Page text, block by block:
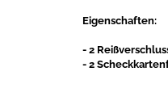
Eigenschaften:
- 2
- 2